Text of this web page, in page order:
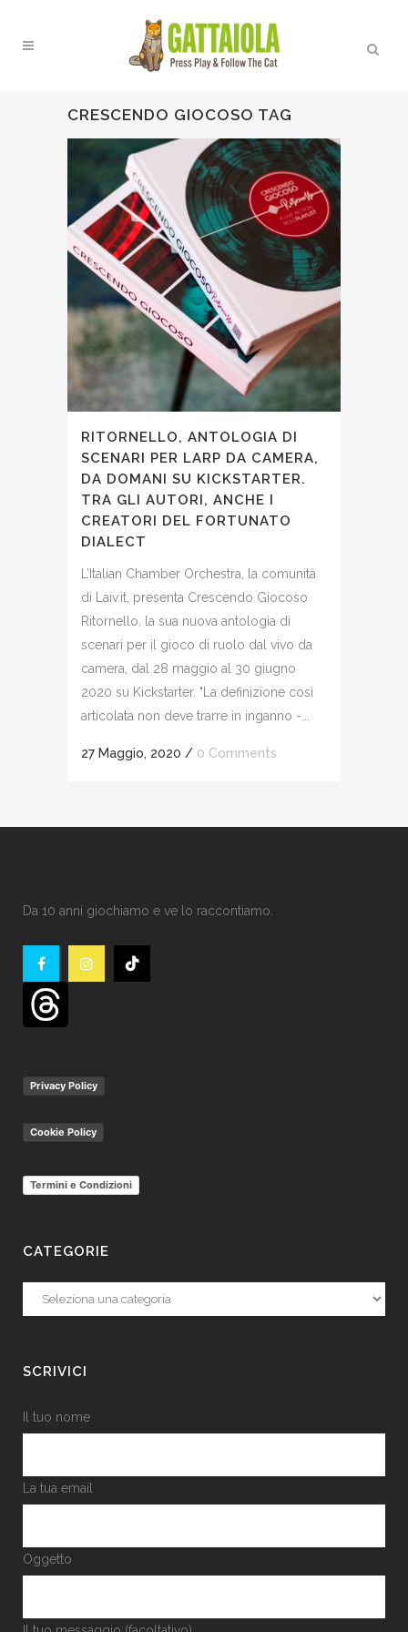
CRESCENDO GIOCOSO TAG
RITORNELLO, ANTOLOGIA DI
SCENARI PER LARP DA CAMERA,
DA DOMANI SU KICKSTARTER.
TRA GLI AUTORI, ANCHE I
CREATORI DEL FORTUNATO
DIALECT
L’Italian Chamber Orchestra, la comunità
di Laiv.it, presenta Crescendo Giocoso
Ritornello, la sua nuova antologia di
scenari per il gioco di ruolo dal vivo da
camera, dal 28 maggio al 30 giugno
2020 su Kickstarter. "La definizione così
articolata non deve trarre in inganno -...
27 Maggio, 2020 / 0 Comments
Da 10 anni giochiamo e ve lo raccontiamo.
Privacy Policy
Cookie Policy
Termini e Condizioni
CATEGORIE
Categorie
SCRIVICI
Il tuo nome
La tua email
Oggetto